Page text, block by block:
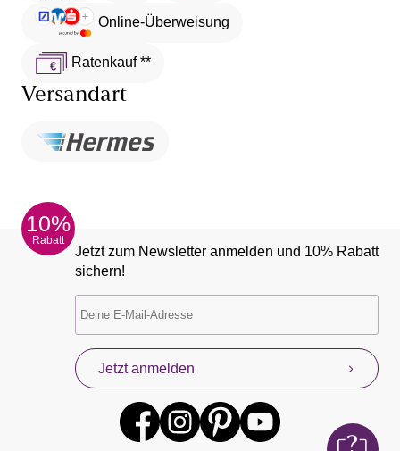
Online-Überweisung
Ratenkauf **
Versandart
10%
Rabatt
Jetzt zum Newsletter anmelden und 10% Rabatt
sichern!
Jetzt anmelden